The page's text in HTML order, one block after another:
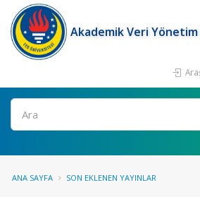
Akademik Veri
Ara
ANA SAYFA SON EKLENEN YAYINLAR